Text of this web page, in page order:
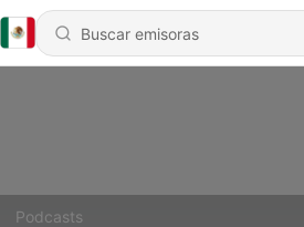
Podcasts